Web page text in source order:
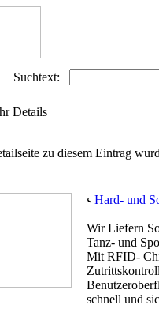
Suchtext:
Details
zu diesem Eintrag
Hard- und
Wir Liefern
Tanz- und
Mit RFID-
schnell und